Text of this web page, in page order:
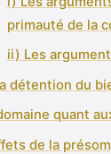
primauté de la
ii) Les
détention du
quant
de la